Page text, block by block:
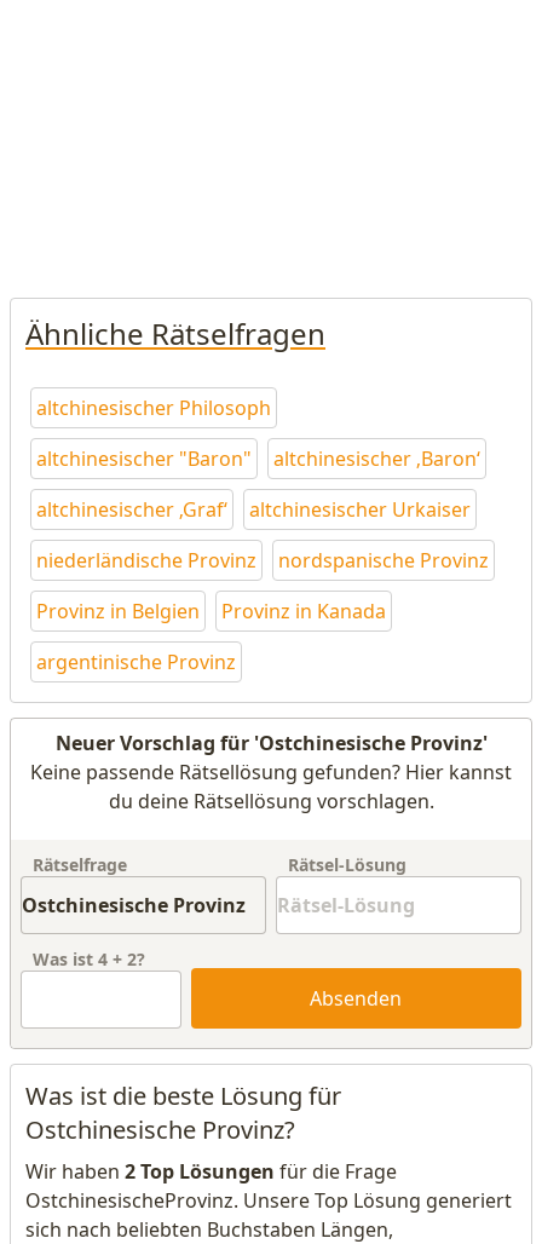
Ähnliche Rätselfragen
altchinesischer Philosoph
altchinesischer "Baron"
altchinesischer ‚Baron‘
altchinesischer ‚Graf‘
altchinesischer Urkaiser
niederländische Provinz
nordspanische Provinz
Provinz in Belgien
Provinz in Kanada
argentinische Provinz
Neuer Vorschlag für 'Ostchinesische Provinz'
Keine passende Rätsellösung gefunden? Hier kannst
du deine Rätsellösung vorschlagen.
Rätselfrage Rätsel-Lösung
Was ist 4 + 2?
Absenden
Was ist die beste Lösung für
Ostchinesische Provinz?
Wir haben 2 Top Lösungen für die Frage
OstchinesischeProvinz. Unsere Top Lösung generiert
sich nach beliebten Buchstaben Längen,